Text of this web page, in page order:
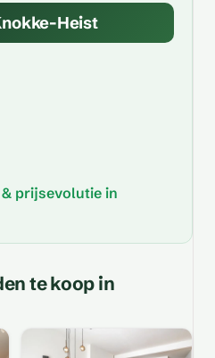
Heist
prijsevolutie in
te koop in